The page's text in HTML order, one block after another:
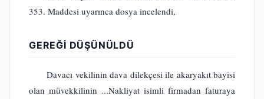
353. Maddesi uyarınca dosya incelendi,
GEREĞİ DÜŞÜNÜLDÜ
Davacı vekilinin dava dilekçesi ile akaryakıt bayisi
olan müvekkilinin ...Nakliyat isimli firmadan faturaya